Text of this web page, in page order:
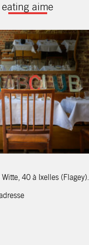
eating aime
40 à Ixelles (Flagey).